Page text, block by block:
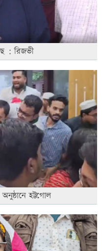
: রিজভী
হট্টগোল